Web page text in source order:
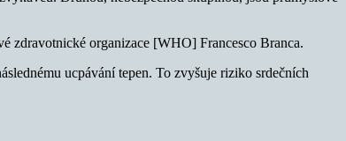
zdravotnické organizace [WHO] Francesco Branca.
ucpávání tepen. To zvyšuje riziko srdečních